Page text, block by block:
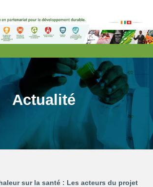
Actualité
sur la santé : Les acteurs du projet